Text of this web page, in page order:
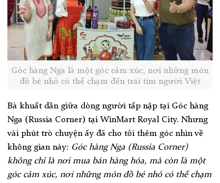
Góc hàng Nga là một góc cảm xúc, nơi những món
đồ bé nhỏ có thể chạm đến trái tim người Việt
Bà khuất dần giữa dòng người tấp nập tại Góc hàng
Nga (Russia Corner) tại WinMart Royal City. Nhưng
vài phút trò chuyện ấy đã cho tôi thêm góc nhìn về
không gian này: Góc hàng Nga (Russia Corner)
không chỉ là nơi mua bán hàng hóa, mà còn là một
góc cảm xúc, nơi những món đồ bé nhỏ có thể chạm